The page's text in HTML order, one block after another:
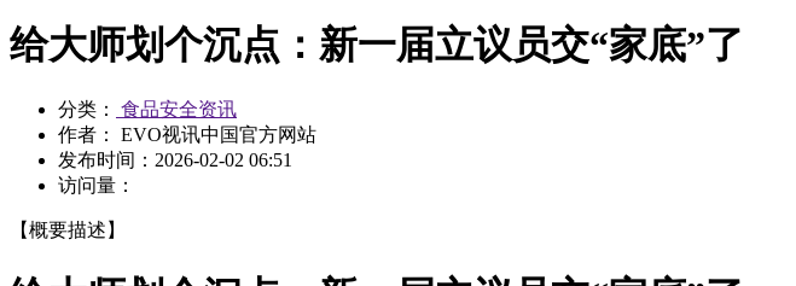
给大师划个沉点：新一届立议员交“家底”了
分类：
食品安全资讯
作者： EVO视讯中国官方网站
发布时间： 2026-02-02 06:51
访问量：
【概要描述】